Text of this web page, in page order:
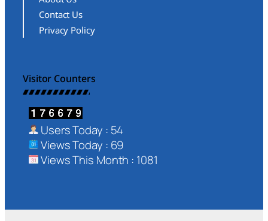
Contact Us
Privacy Policy
Visitor Counters
Users Today : 54
Views Today : 69
Views This Month : 1081